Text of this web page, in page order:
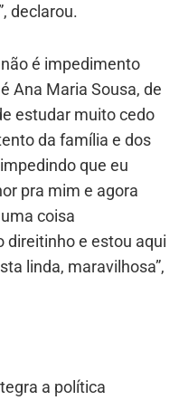
declarou.
é impedimento
Ana Maria Sousa, de
estudar muito cedo
da família e dos
que eu
pra mim e agora
coisa
direitinho e estou aqui
linda, maravilhosa”,
a política